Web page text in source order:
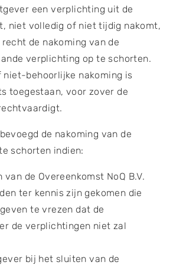
een verplichting uit de
niet volledig of niet tijdig nakomt,
recht de nakoming van de
verplichting op te schorten.
niet-behoorlijke nakoming is
toegestaan, voor zover de
de nakoming van de
schorten indien:
de Overeenkomst NoQ B.V.
ter kennis zijn gekomen die
te vrezen dat de
de verplichtingen niet zal
bij het sluiten van de